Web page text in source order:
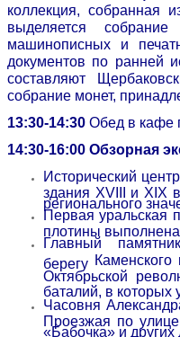
коллекция, собранная
выделяется
машинописных и
документов по ранней
составляют
собрание монет,
13:30-14:30 Обед в кафе
14:30-16:00 Обзорная
Исторический
здания XVIII и XIX
регионального
Первая уральская
плотины выполнена
Главный
берегу Каменского
Октябрьской
баталий, в которых
Часовня
Проезжая по
«Бабочка» и других